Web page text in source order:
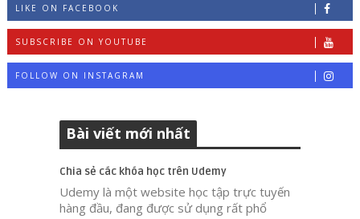
LIKE ON FACEBOOK
SUBSCRIBE ON YOUTUBE
FOLLOW ON INSTAGRAM
Bài viết mới nhất
Chia sẻ các khóa học trên Udemy
Udemy là một website học tập trực tuyến
hàng đầu, đang được sử dụng rất phổ